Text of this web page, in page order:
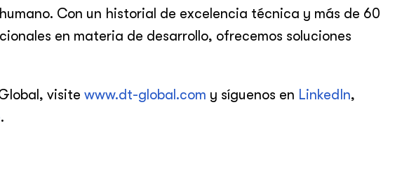
Con un historial de excelencia técnica y más de 60
en materia de desarrollo, ofrecemos soluciones
visite www.dt-global.com y síguenos en LinkedIn,
.